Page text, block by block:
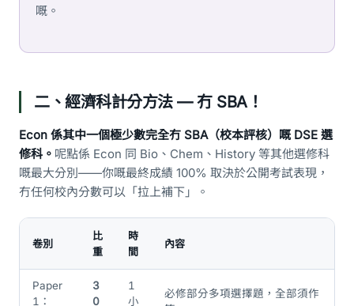
嘅。
二、經濟科計分方法 — 冇 SBA！
Econ 係其中一個極少數完全冇 SBA（校本評核）嘅 DSE 選
修科。 呢點係 Econ 同 Bio、Chem、History 等其他選修科
嘅最大分別——你嘅最終成績 100% 取決於公開考試表現，
冇任何校內分數可以「拉上補下」。
卷別
比
重
時
間
內容
Paper
1：
3
0
1
小
必修部分多項選擇題，全部須作